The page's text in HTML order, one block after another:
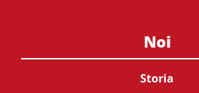
Noi
Storia